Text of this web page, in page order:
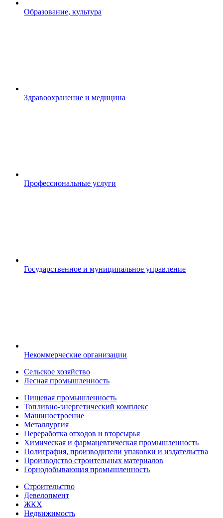
Образование, культура
Здравоохранение и медицина
Профессиональные услуги
Государственное и муниципальное управление
Некоммерческие организации
Сельское хозяйство
Лесная промышленность
Пищевая промышленность
Топливно-энергетический комплекс
Машиностроение
Металлургия
Переработка отходов и вторсырья
Химическая и фармацевтическая промышленность
Полиграфия, производители упаковки и издательства
Производство строительных материалов
Горнодобывающая промышленность
Строительство
Девелопмент
ЖКХ
Недвижимость